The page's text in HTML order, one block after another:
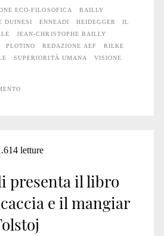
ECO-FILOSOFICA
BAILLY
DUINESI ENNEADI HEIDEGGER
IL
JEAN-CHRISTOPHE BAILLY
PLOTINO REDAZIONE AEF
RILKE
SUPERIORITÀ UMANA
VISIONE
letture
presenta il libro
e il mangiar